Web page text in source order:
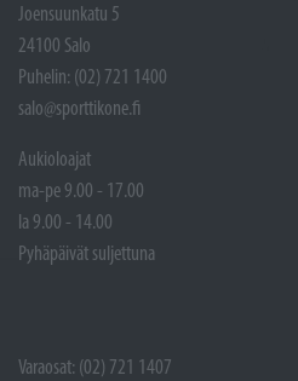
Joensuunkatu 5
24100 Salo
Puhelin: (02) 721 1400
salo@sporttikone.fi
Aukioloajat
ma-pe 9.00 - 17.00
la 9.00 - 14.00
Pyhäpäivät suljettuna
Varaosat: (02) 721 1407